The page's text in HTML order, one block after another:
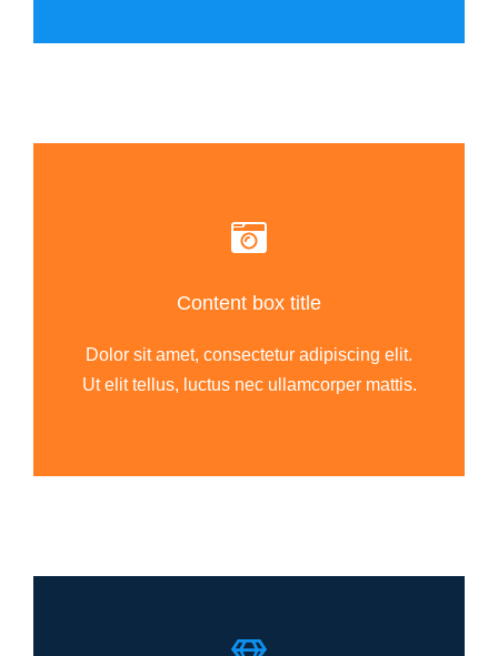
Content box title
Dolor sit amet, consectetur adipiscing elit.
Ut elit tellus, luctus nec ullamcorper mattis.